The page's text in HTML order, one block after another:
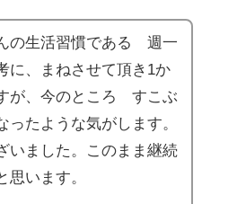
の生活習慣である 週一
、まねさせて頂き1か
が、今のところ すこぶ
ったような気がします。
いました。このまま継続
思います。